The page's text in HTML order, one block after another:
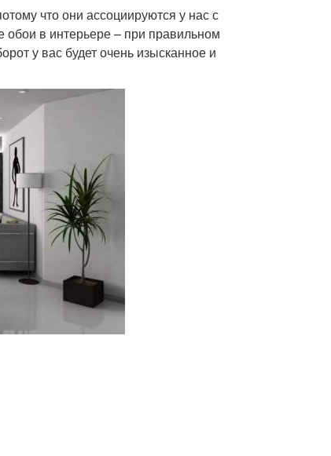
что они ассоциируются у нас с
обои в интерьере – при правильном
у вас будет очень изысканное и